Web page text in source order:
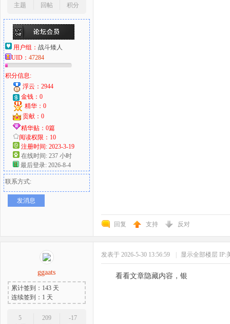
主题
回帖
积分
用户组： 战斗矮人
UID： 47284
积分信息:
浮云：2944
金钱：0
精华：0
贡献：0
精华贴：0篇
阅读权限：10
注册时间: 2023-3-19
在线时间: 237 小时
最后登录: 2026-8-4
联系方式:
发消息
回复 支持 反对
ggaats
累计签到：143 天
连续签到：1 天
5
209
-17
发表于 2026-5-30 13:56:59 显示全部楼层 IP:
看看文章隐藏内容，银